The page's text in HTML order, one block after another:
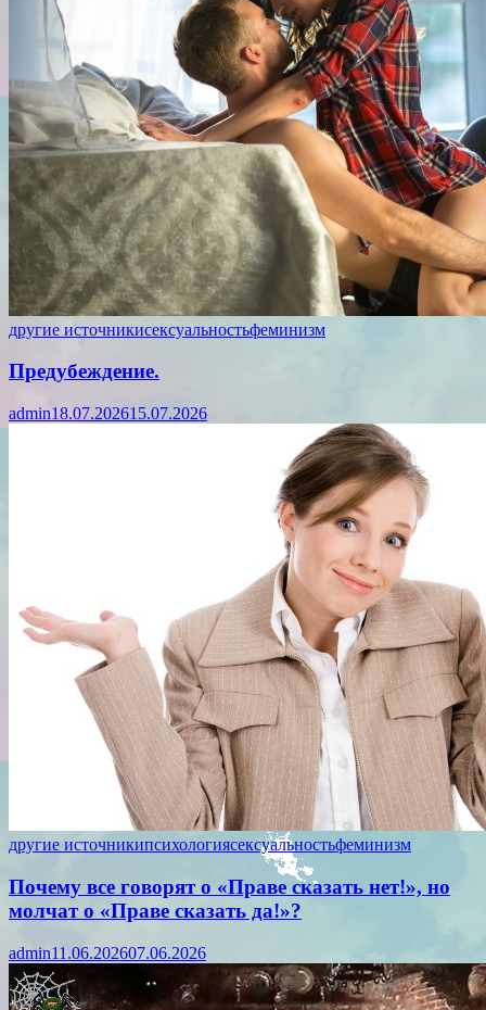
другие источникисексуальностьфеминизм
Предубеждение.
admin18.07.202615.07.2026
другие источникипсихологиясексуальностьфеминизм
Почему все говорят о «Праве сказать нет!», но
молчат о «Праве сказать да!»?
admin11.06.202607.06.2026